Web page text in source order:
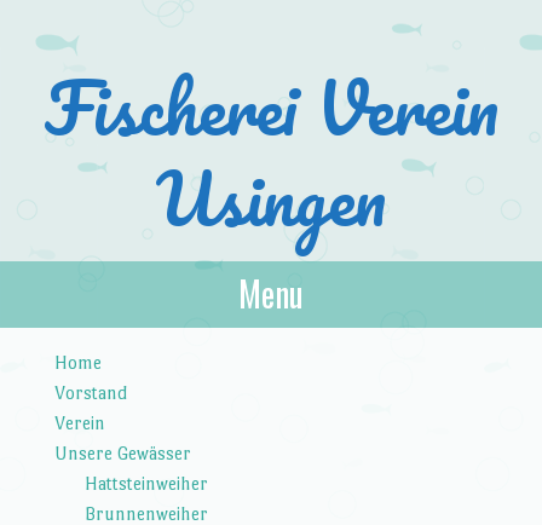
Fischerei Verein
Usingen
Menu
Home
Vorstand
Verein
Unsere Gewässer
Hattsteinweiher
Brunnenweiher